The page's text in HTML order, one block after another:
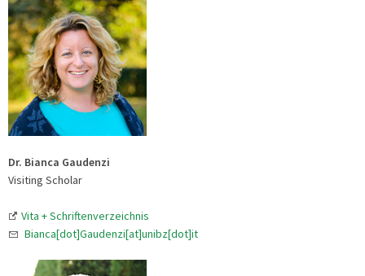
Dr. Bianca Gaudenzi
Visiting Scholar
Vita + Schriftenverzeichnis
Bianca[dot]Gaudenzi[at]unibz[dot]it